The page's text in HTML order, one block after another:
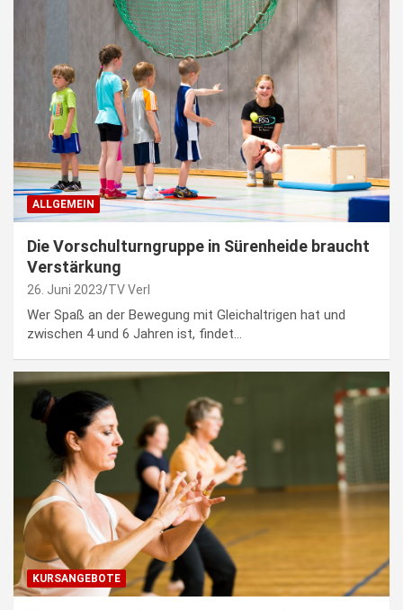
ALLGEMEIN
Die Vorschulturngruppe in Sürenheide braucht
Verstärkung
26. Juni 2023 TV Verl
Wer Spaß an der Bewegung mit Gleichaltrigen hat und
zwischen 4 und 6 Jahren ist, findet…
KURSANGEBOTE